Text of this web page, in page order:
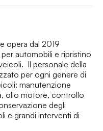
opera dal 2019
automobili e ripristino
Il personale della
per ogni genere di
manutenzione
olio motore, controllo
degli
e grandi interventi di